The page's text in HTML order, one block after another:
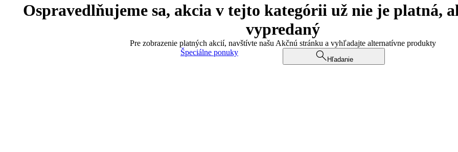
Ospravedlňujeme sa, akcia v tejto kategórii už nie je platná,
vypredaný
Pre zobrazenie platných akcií, navštívte našu Akčnú stránku a vyhľadajte alternatívne produkty
Špeciálne ponuky
Hľadanie